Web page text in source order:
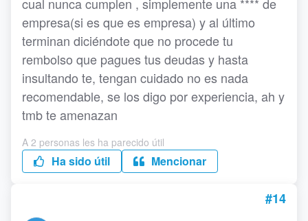
empresa(si es que es empresa) y al último
terminan diciéndote que no procede tu
rembolso que pagues tus deudas y hasta
insultando te, tengan cuidado no es nada
recomendable, se los digo por experiencia, ah y
tmb te amenazan
A 2 personas les ha parecido útil
Ha sido útil Mencionar
#14